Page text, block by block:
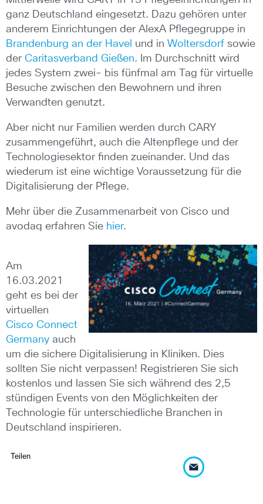
ganz Deutschland eingesetzt. Dazu gehören unter
anderem Einrichtungen der AlexA Pflegegruppe in
Brandenburg an der Havel und in Woltersdorf sowie
der Caritasverband Gießen. Im Durchschnitt wird
jedes System zwei- bis fünfmal am Tag für virtuelle
Besuche zwischen den Bewohnern und ihren
Verwandten genutzt.
Aber nicht nur Familien werden durch CARY
zusammengeführt, auch die Altenpflege und der
Technologiesektor finden zueinander. Und das
wiederum ist eine wichtige Voraussetzung für die
Digitalisierung der Pflege.
Mehr über die Zusammenarbeit von Cisco und
avodaq erfahren Sie hier.
Am
16.03.2021
geht es bei der
virtuellen
Cisco Connect
Germany auch
um die sichere Digitalisierung in Kliniken. Dies
sollten Sie nicht verpassen! Registrieren Sie sich
kostenlos und lassen Sie sich während des 2,5
stündigen Events von den Möglichkeiten der
Technologie für unterschiedliche Branchen in
Deutschland inspirieren.
Teilen